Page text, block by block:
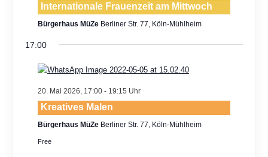
Internationale Frauenzeit am Mittwoch
Bürgerhaus MüZe Berliner Str. 77, Köln-Mühlheim
17:00
20. Mai 2026, 17:00- 19:15
Kreatives Malen
Bürgerhaus MüZe Berliner Str. 77, Köln-Mühlheim
Free